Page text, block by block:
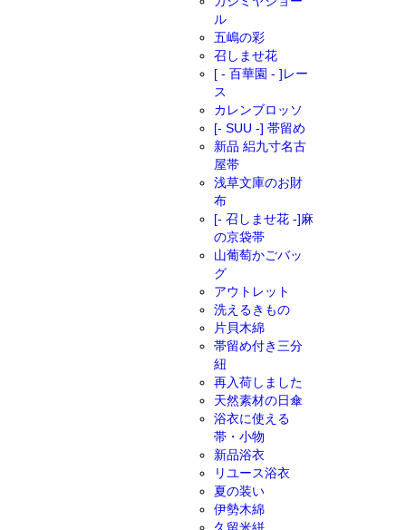
ル
五嶋の彩
召しませ花
[ - 百華園 - ]レー
ス
カレンブロッソ
[- SUU -] 帯留め
新品 絽九寸名古
屋帯
浅草文庫のお財
布
[- 召しませ花 -]麻
の京袋帯
山葡萄かごバッ
グ
アウトレット
洗えるきもの
片貝木綿
帯留め付き三分
紐
再入荷しました
天然素材の日傘
浴衣に使える
帯・小物
新品浴衣
リユース浴衣
夏の装い
伊勢木綿